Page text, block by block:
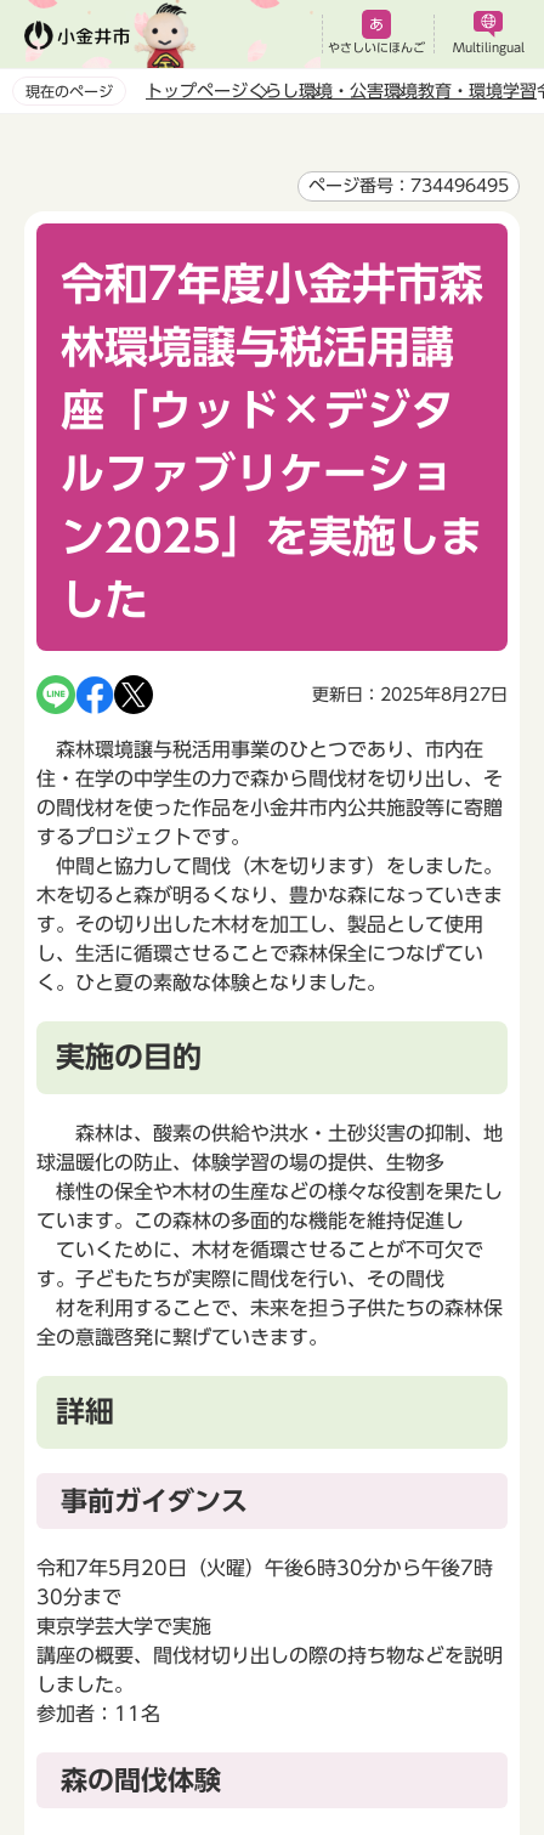
ペ
やさしいにほんご Multilingual
現在のページ トップページくらし環境・公害環境教育・環境学習
ページ番号：734496495
令和7年度小金井市森
林環境譲与税活用講
座「ウッド×デジタ
ルファブリケーショ
ン2025」を実施しま
した
更新日：2025年8月27日
森林環境譲与税活用事業のひとつであり、市内在
住・在学の中学生の力で森から間伐材を切り出し、そ
の間伐材を使った作品を小金井市内公共施設等に寄贈
するプロジェクトです。
仲間と協力して間伐（木を切ります）をしました。
木を切ると森が明るくなり、豊かな森になっていきま
す。その切り出した木材を加工し、製品として使用
し、生活に循環させることで森林保全につなげてい
く。ひと夏の素敵な体験となりました。
実施の目的
森林は、酸素の供給や洪水・土砂災害の抑制、地
球温暖化の防止、体験学習の場の提供、生物多
様性の保全や木材の生産などの様々な役割を果たし
ています。この森林の多面的な機能を維持促進し
ていくために、木材を循環させることが不可欠で
す。子どもたちが実際に間伐を行い、その間伐
材を利用することで、未来を担う子供たちの森林保
全の意識啓発に繋げていきます。
詳細
事前ガイダンス
令和7年5月20日（火曜）午後6時30分から午後7時
30分まで
東京学芸大学で実施
講座の概要、間伐材切り出しの際の持ち物などを説明
しました。
参加者：11名
森の間伐体験